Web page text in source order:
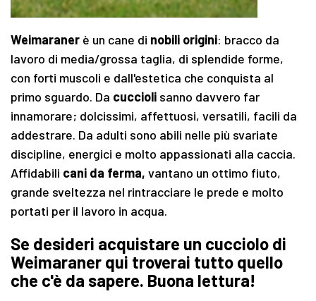
Weimaraner è un cane di nobili origini: bracco da
lavoro di media/grossa taglia, di splendide forme,
con forti muscoli e dall'estetica che conquista al
primo sguardo. Da cuccioli sanno davvero far
innamorare; dolcissimi, affettuosi, versatili, facili da
addestrare. Da adulti sono abili nelle più svariate
discipline, energici e molto appassionati alla caccia.
Affidabili cani da ferma, vantano un ottimo fiuto,
grande sveltezza nel rintracciare le prede e molto
portati per il lavoro in acqua.
Se desideri acquistare un cucciolo di
Weimaraner qui troverai tutto quello
che c'è da sapere. Buona lettura!